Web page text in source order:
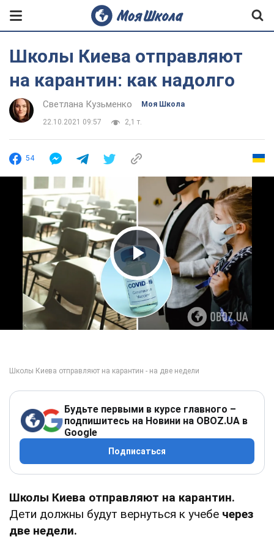
Школы Киева отправляют
на карантин: как надолго
Светлана Кузьменко Моя Школа
22.10.2021 09:57 2,1 т.
54
Play Video
Будьте первыми в курсе главного –
подпишитесь на Новини на OBOZ.UA в
Google
Подписаться
Школы Киева отправляют на карантин.
Дети должны будут вернуться к учебе через
две недели.